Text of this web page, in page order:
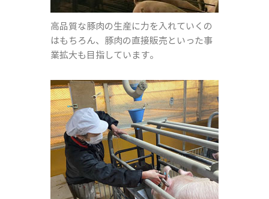
高品質な豚肉の生産に力を入れていくの
はもちろん、豚肉の直接販売といった事
業拡大も目指しています。